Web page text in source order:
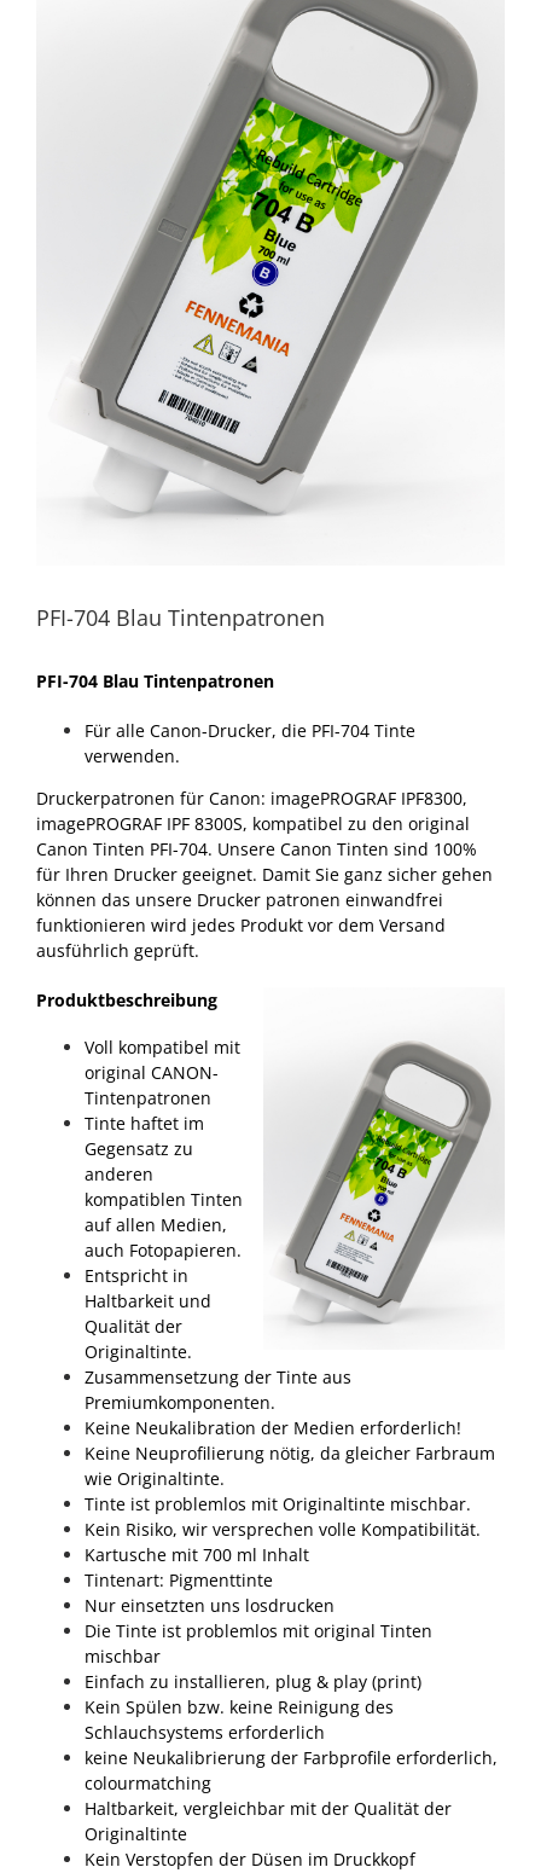
PFI-704 Blau Tintenpatronen
PFI-704 Blau Tintenpatronen
Für alle Canon-Drucker, die PFI-704 Tinte
verwenden.
Druckerpatronen für Canon: imagePROGRAF IPF8300,
imagePROGRAF IPF 8300S, kompatibel zu den original
Canon Tinten PFI-704. Unsere Canon Tinten sind 100%
für Ihren Drucker geeignet. Damit Sie ganz sicher gehen
können das unsere Drucker patronen einwandfrei
funktionieren wird jedes Produkt vor dem Versand
ausführlich geprüft.
Produktbeschreibung
Voll kompatibel mit
original CANON-
Tintenpatronen
Tinte haftet im
Gegensatz zu
anderen
kompatiblen Tinten
auf allen Medien,
auch Fotopapieren.
Entspricht in
Haltbarkeit und
Qualität der
Originaltinte.
Zusammensetzung der Tinte aus
Premiumkomponenten.
Keine Neukalibration der Medien erforderlich!
Keine Neuprofilierung nötig, da gleicher Farbraum
wie Originaltinte.
Tinte ist problemlos mit Originaltinte mischbar.
Kein Risiko, wir versprechen volle Kompatibilität.
Kartusche mit 700 ml Inhalt
Tintenart: Pigmenttinte
Nur einsetzten uns losdrucken
Die Tinte ist problemlos mit original Tinten
mischbar
Einfach zu installieren, plug & play (print)
Kein Spülen bzw. keine Reinigung des
Schlauchsystems erforderlich
keine Neukalibrierung der Farbprofile erforderlich,
colourmatching
Haltbarkeit, vergleichbar mit der Qualität der
Originaltinte
Kein Verstopfen der Düsen im Druckkopf